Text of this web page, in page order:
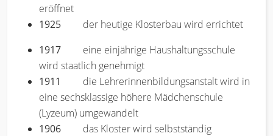
eröffnet
1925 der heutige Klosterbau wird errichtet
1917 eine einjährige Haushaltungsschule
wird staatlich genehmigt
1911 die Lehrerinnenbildungsanstalt wird in
eine sechsklassige höhere Mädchenschule
(Lyzeum) umgewandelt
1906 das Kloster wird selbstständig